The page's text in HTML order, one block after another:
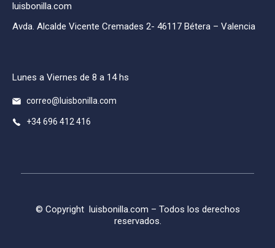
luisbonilla.com
Avda. Alcalde Vicente Cremades 2- 46117 Bétera – Valencia
Lunes a Viernes de 8 a 14 hs
correo@luisbonilla.com
+34 696 412 416
© Copyright luisbonilla.com – Todos los derechos
reservados.